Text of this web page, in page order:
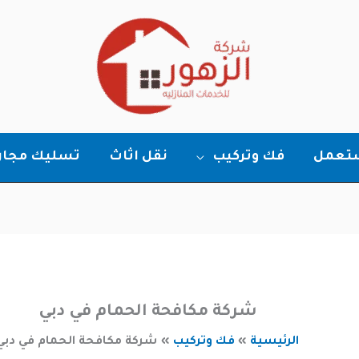
فك وتركيب نقل اثاث تسليك
شركة مكافحة الحمام في دبي
الرئيسية فك وتركيب شركة مكافحة الحمام في